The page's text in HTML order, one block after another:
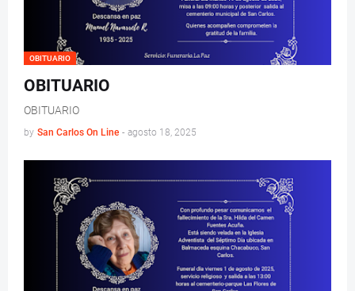
OBITUARIO
OBITUARIO
OBITUARIO
by San Carlos On Line - agosto 18, 2025